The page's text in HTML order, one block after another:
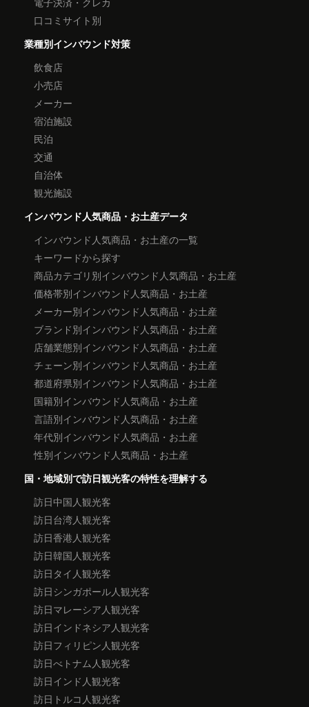
口コミサイト別
業種別インバウンド対策
飲食店
小売店
メーカー
宿泊施設
民泊
交通
自治体
観光施設
インバウンド人気商品・お土産データ
インバウンド人気商品・お土産の一覧
キーワードから探す
商品カテゴリ別インバウンド人気商品・お土産
価格帯別インバウンド人気商品・お土産
メーカー別インバウンド人気商品・お土産
ブランド別インバウンド人気商品・お土産
店舗業態別インバウンド人気商品・お土産
チェーン別インバウンド人気商品・お土産
都道府県別インバウンド人気商品・お土産
国籍別インバウンド人気商品・お土産
言語別インバウンド人気商品・お土産
年代別インバウンド人気商品・お土産
性別インバウンド人気商品・お土産
国・地域別で訪日観光客の特性を理解する
訪日中国人観光客
訪日台湾人観光客
訪日香港人観光客
訪日韓国人観光客
訪日タイ人観光客
訪日シンガポール人観光客
訪日マレーシア人観光客
訪日インドネシア人観光客
訪日フィリピン人観光客
訪日べトナム人観光客
訪日インド人観光客
訪日トルコ人観光客